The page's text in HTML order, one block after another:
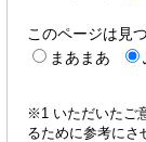
このページは見
まあまあ
※1 いただいたご
るために参考にさ